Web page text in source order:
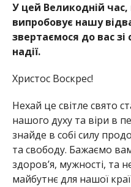
У цей Великодній
випробовує нашу
звертаємося до вас
надії.
Христос Воскрес!
Нехай це світле свято
нашого духу та віри в
знайде в собі силу
та свободу. Бажаємо
здоров’я, мужності, та
майбутнє для нашої